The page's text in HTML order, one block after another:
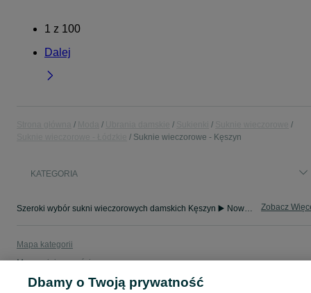
1 z 100
Dalej
Suknie wieczorowe - Kęszyn
KATEGORIA
Szeroki wybór sukni wieczorowych damskich Kęszyn ▶️ Nowe i używane w dobrych cenach ✌ Przeglądaj i wybierz najlepszą ofertę na OLX.pl! Zobacz
Mapa kategorii
Mapa miejscowości
Mapa ministron
Dbamy o Twoją prywatność